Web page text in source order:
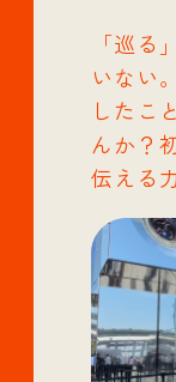
「巡
いない
したこ
んか？
伝える